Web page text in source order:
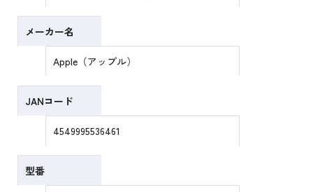
メーカー名
Apple（アップル）
JANコード
4549995536461
型番